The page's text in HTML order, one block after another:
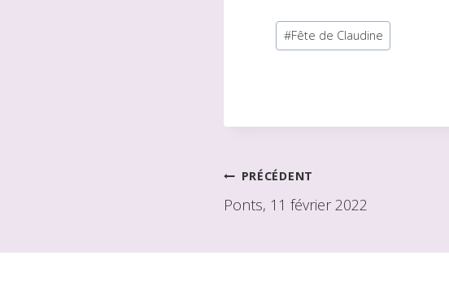
Balises
du
#Fête de Claudine
Navigation
de
l'article
PRÉCÉDENT
Ponts, 11 février 2022